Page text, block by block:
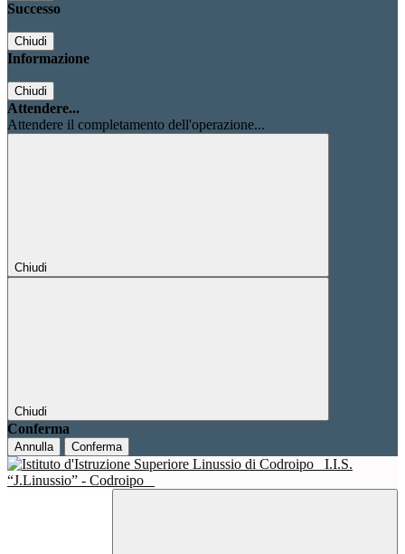
Successo
Chiudi
Informazione
Chiudi
Attendere...
Attendere il completamento dell'operazione...
Chiudi
Chiudi
Conferma
Annulla Conferma
I.I.S.
“J.Linussio” - Codroipo